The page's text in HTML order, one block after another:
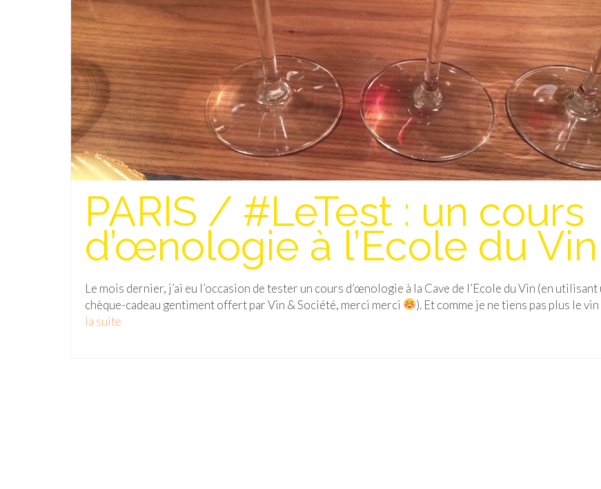
PARIS / #LeTest : un cours
d’œnologie à l’Ecole du Vin
Le mois dernier, j’ai eu l’occasion de tester un cours d’œnologie à la Cave de l’Ecole du Vin (en utilisant
chèque-cadeau gentiment offert par Vin & Société, merci merci
). Et comme je ne tiens pas plus le
la suite­­